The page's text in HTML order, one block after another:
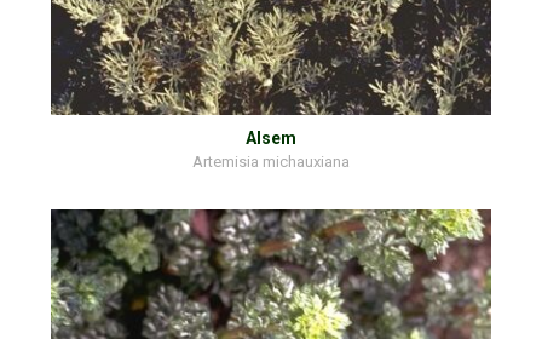
Alsem
Artemisia michauxiana